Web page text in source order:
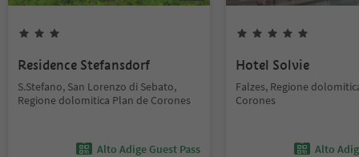
Residence Stefansdorf
S.Stefano, San Lorenzo di Sebato,
Regione dolomitica Plan de Corones
Alto Adige Guest Pass
Hotel Solvie
Falzes, Regione
Corones
Alto